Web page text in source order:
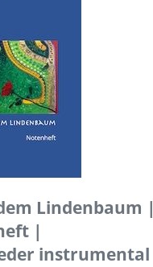
Lindenbaum |
|
instrumental